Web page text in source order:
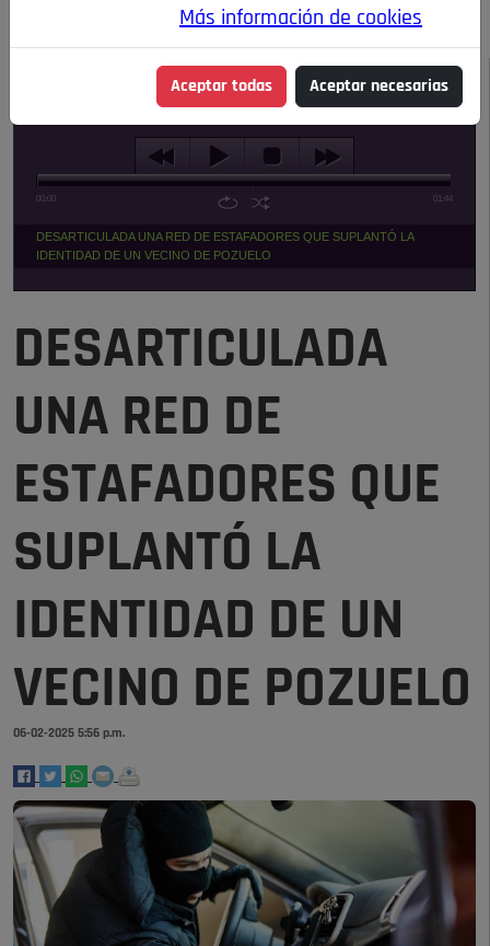
NOTICIAS
Escucha el audio de esta noticia:
00:00 01:44
DESARTICULADA UNA RED DE ESTAFADORES QUE SUPLANTÓ LA
IDENTIDAD DE UN VECINO DE POZUELO
DESARTICULADA
UNA RED DE
ESTAFADORES QUE
SUPLANTÓ LA
IDENTIDAD DE UN
VECINO DE POZUELO
06-02-2025 5:56 p.m.
Más información de cookies
Aceptar todas Aceptar necesarias